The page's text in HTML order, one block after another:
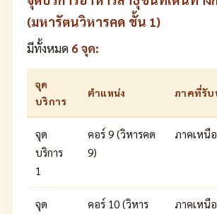
(มหารัตนวิหารคด ชั้น 1)
มีทั้งหมด 6 จุด:
จุด
บริการ
ตำแหน่ง ภาคที่รับ
จุด
บริการ
1
คอร์ 9 (วิหารคด
9)
ภาคเหนื
จุด
คอร์ 10 (วิหาร
ภาคเหนื